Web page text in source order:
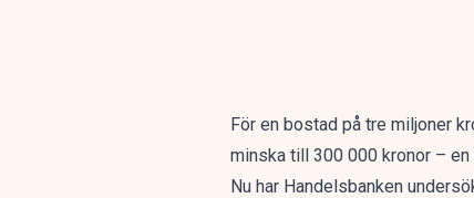
För en bostad på tre miljoner
minska till 300 000 kronor –
Nu har Handelsbanken